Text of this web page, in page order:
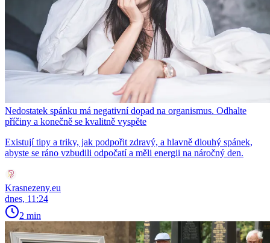
Nedostatek spánku má negativní dopad na organismus. Odhalte
příčiny a konečně se kvalitně vyspěte
Existují tipy a triky, jak podpořit zdravý, a hlavně dlouhý spánek,
abyste se ráno vzbudili odpočatí a měli energii na náročný den.
Krasnezeny.eu
dnes, 11:24
2 min